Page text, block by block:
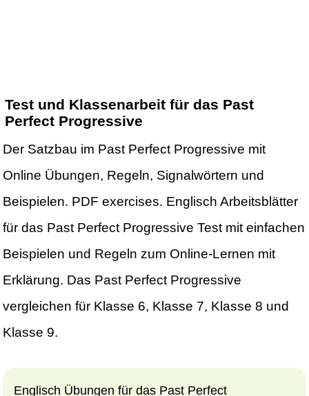
Test und Klassenarbeit für das Past
Perfect Progressive
Der Satzbau im Past Perfect Progressive mit
Online Übungen, Regeln, Signalwörtern und
Beispielen. PDF exercises. Englisch Arbeitsblätter
für das Past Perfect Progressive Test mit einfachen
Beispielen und Regeln zum Online-Lernen mit
Erklärung. Das Past Perfect Progressive
vergleichen für Klasse 6, Klasse 7, Klasse 8 und
Klasse 9.
Englisch Übungen für das Past Perfect